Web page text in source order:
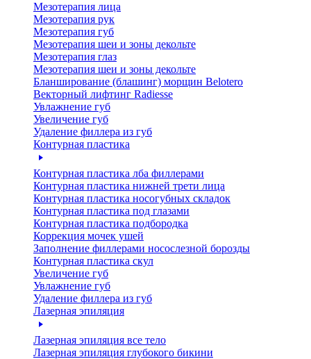
Мезотерапия лица
Мезотерапия рук
Мезотерапия губ
Мезотерапия шеи и зоны декольте
Мезотерапия глаз
Мезотерапия шеи и зоны декольте
Бланширование (блашинг) морщин Belotero
Векторный лифтинг Radiesse
Увлажнение губ
Увеличение губ
Удаление филлера из губ
Контурная пластика
Контурная пластика лба филлерами
Контурная пластика нижней трети лица
Контурная пластика носогубных складок
Контурная пластика под глазами
Контурная пластика подбородка
Коррекция мочек ушей
Заполнение филлерами носослезной борозды
Контурная пластика cкул
Увеличение губ
Увлажнение губ
Удаление филлера из губ
Лазерная эпиляция
Лазерная эпиляция все тело
Лазерная эпиляция глубокого бикини